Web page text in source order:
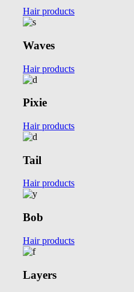
Hair products
Waves
Hair products
Pixie
Hair products
Tail
Hair products
Bob
Hair products
Layers